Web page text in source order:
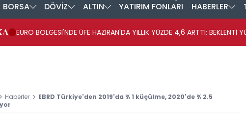
BORSA DÖVİZ ALTIN YATIRIM FONLARI HABERLER
EURO BÖLGESİ'NDE ÜFE HAZİRAN'DA YILLIK YÜZDE 4,6 ARTTI; BEKLENTİ
Haberler
EBRD Türkiye'den 2019'da % 1 küçülme, 2020'de % 2.5